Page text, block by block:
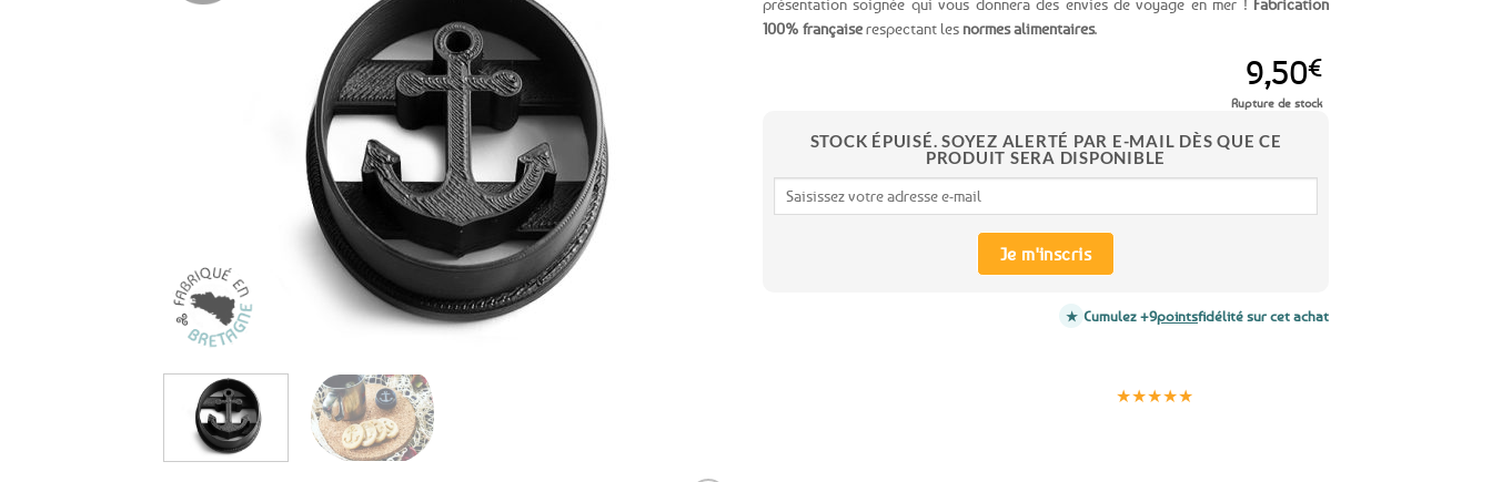
présentation soignée qui vous donnera des envies de voyage en mer ! Fabrication
100% françaiserespectant les normes alimentaires.
9,50€
Rupture de stock
STOCK ÉPUISÉ. SOYEZ ALERTÉ PAR E-MAIL DÈS QUE CE
PRODUIT SERA DISPONIBLE
Je m'inscris
Cumulez +9pointsfidélité sur cet achat
★★★★★